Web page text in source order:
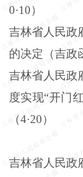
0·10）
吉林省人民政
的决定（吉政
吉林省人民政
度实现“开门
（4·20）
吉林省人民政